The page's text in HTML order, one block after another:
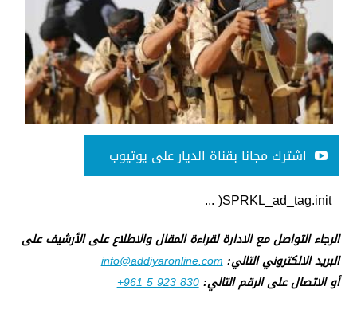
اشترك مجانا بقناة الديار على يوتيوب
SPRKL_ad_tag.init( ...
الرجاء التواصل مع الادارة لقراءة المقال والاطلاع على الأرشيف على
البريد الالكتروني التالي:info@addiyaronline.com
أو الاتصال على الرقم التالي:+961 5 923 830